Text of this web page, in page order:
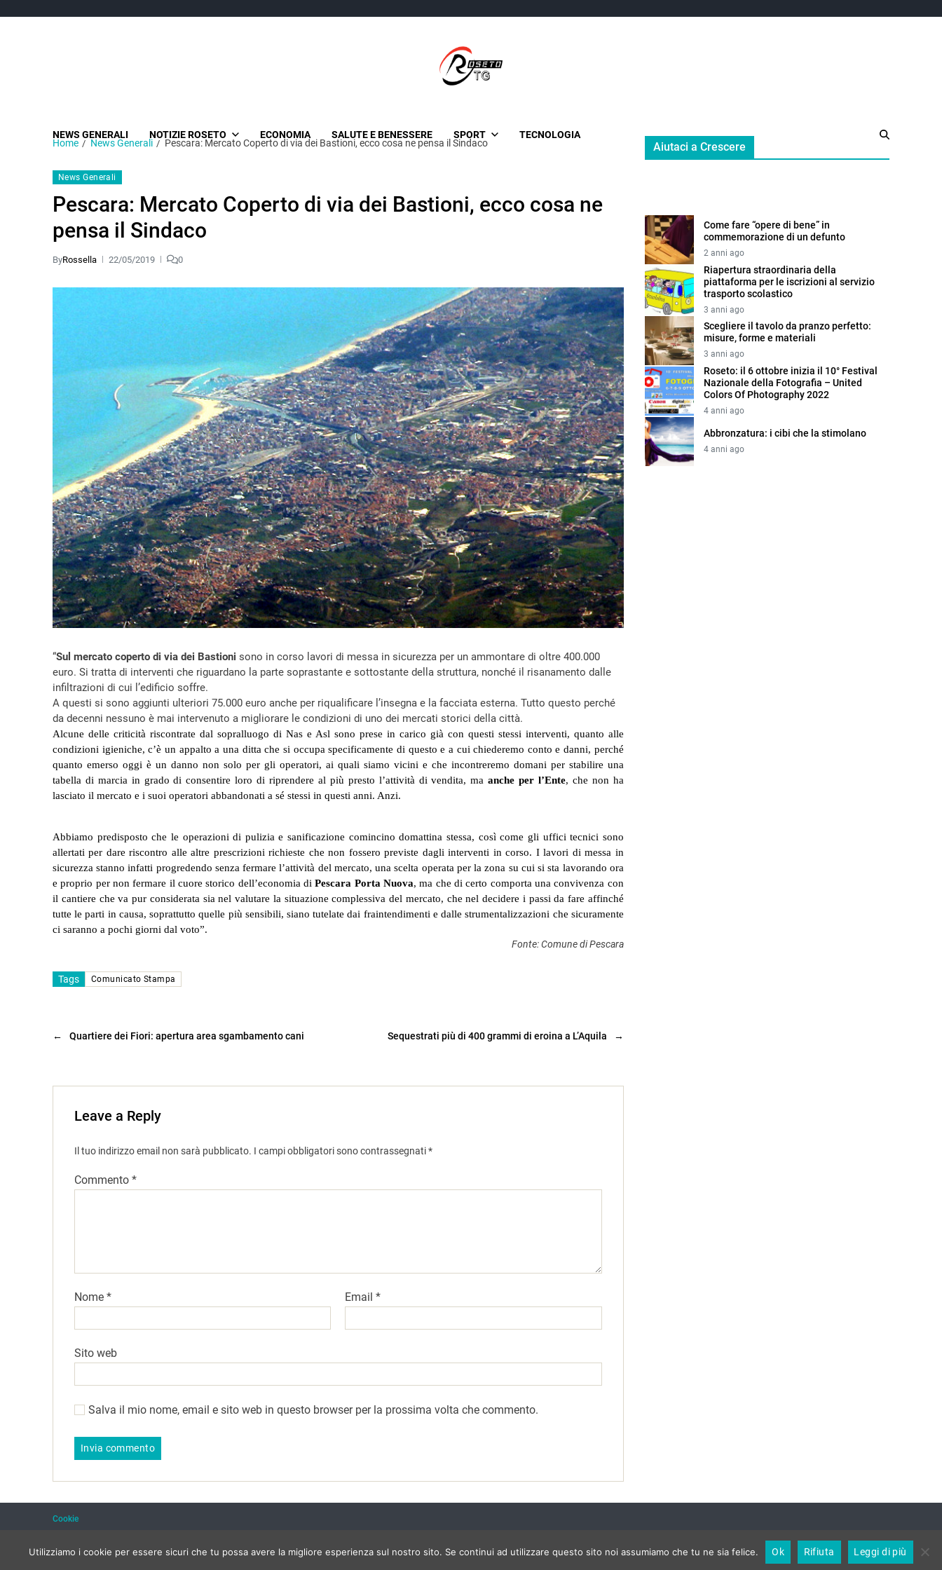
NEWS GENERALI NOTIZIE ROSETO ECONOMIA SALUTE E BENESSERE SPORT TECNOLOGIA
Home News Generali Pescara: Mercato Coperto di via dei Bastioni, ecco cosa ne pensa il Sindaco
News Generali
Pescara: Mercato Coperto di via dei Bastioni, ecco cosa ne
pensa il Sindaco
ByRossella 22/05/2019 0
“Sul mercato coperto di via dei Bastioni sono in corso lavori di messa in sicurezza per un ammontare di oltre 400.000
euro. Si tratta di interventi che riguardano la parte soprastante e sottostante della struttura, nonché il risanamento dalle
infiltrazioni di cui l’edificio soffre.
A questi si sono aggiunti ulteriori 75.000 euro anche per riqualificare l’insegna e la facciata esterna. Tutto questo perché
da decenni nessuno è mai intervenuto a migliorare le condizioni di uno dei mercati storici della città.
Alcune delle criticità riscontrate dal sopralluogo di Nas e Asl sono prese in carico già con questi stessi interventi, quanto alle
condizioni igieniche, c’è un appalto a una ditta che si occupa specificamente di questo e a cui chiederemo conto e danni, perché
quanto emerso oggi è un danno non solo per gli operatori, ai quali siamo vicini e che incontreremo domani per stabilire una
tabella di marcia in grado di consentire loro di riprendere al più presto l’attività di vendita, maanche per l’Ente, che non ha
lasciato il mercato e i suoi operatori abbandonati a sé stessi in questi anni. Anzi.
Abbiamo predisposto che le operazioni di pulizia e sanificazione comincino domattina stessa, così come gli uffici tecnici sono
allertati per dare riscontro alle altre prescrizioni richieste che non fossero previste dagli interventi in corso. I lavori di messa in
sicurezza stanno infatti progredendo senza fermare l’attività del mercato, una scelta operata per la zona su cui si sta lavorando ora
e proprio per non fermare il cuore storico dell’economia diPescara Porta Nuova, ma che di certo comporta una convivenza con
il cantiere che va pur considerata sia nel valutare la situazione complessiva del mercato, che nel decidere i passi da fare affinché
tutte le parti in causa, soprattutto quelle più sensibili, siano tutelate dai fraintendimenti e dalle strumentalizzazioni che sicuramente
ci saranno a pochi giorni dal voto”.
Fonte: Comune di Pescara
Tags Comunicato Stampa
← Quartiere dei Fiori: apertura area sgambamento cani →
Sequestrati più di 400 grammi di eroina a L’Aquila
Leave a Reply
Il tuo indirizzo email non sarà pubblicato. I campi obbligatori sono contrassegnati*
Commento *
Nome * Email*
Sito web
Salva il mio nome, email e sito web in questo browser per la prossima volta che commento.
Aiutaci a Crescere
Come fare “opere di bene” in
commemorazione di un defunto
2 anni ago
Riapertura straordinaria della
piattaforma per le iscrizioni al servizio
trasporto scolastico
3 anni ago
Scegliere il tavolo da pranzo perfetto:
misure, forme e materiali
3 anni ago
Roseto: il 6 ottobre inizia il 10° Festival
Nazionale della Fotografia – United
Colors Of Photography 2022
4 anni ago
Abbronzatura: i cibi che la stimolano
4 anni ago
Cookie
Utilizziamo i cookie per essere sicuri che tu possa avere la migliore esperienza sul nostro sito. Se continui ad utilizzare questo sito noi assumiamo che tu ne sia felice. Ok Rifiuta Leggi di più